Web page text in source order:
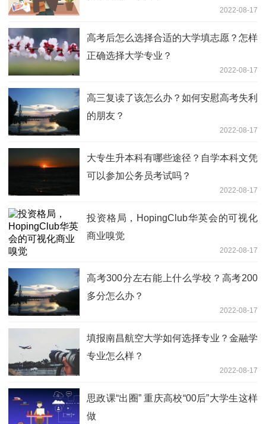
2022-08-17
高考后怎么选择合适的大学填志愿？怎样
正确选择大学专业？
2022-08-17
高三复读了该怎么办？如何安慰高考失利
的朋友？
2022-08-17
大专生升本科有哪些途径？自学本科文凭
可以参加公务员考试吗？
2022-08-17
投资格局，HopingClub华英会的可视化
商业嗅觉
2022-08-17
高考300分左右能上什么学校？高考200
多分怎么办？
2022-08-17
填报南昌航空大学如何选择专业？金融学
专业怎么样？
2022-08-17
思政课“出圈” 重庆高校“00后”大学生这样
做